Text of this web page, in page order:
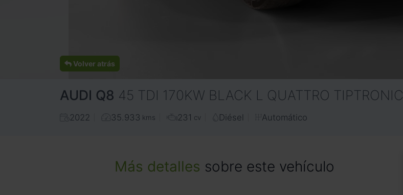
Volver atrás
AUDI Q8 45 TDI 170KW BLACK L QUATTRO TIPTRONIC
2022 35.933 kms 231 cv Diésel Automático
Más detalles sobre este vehículo